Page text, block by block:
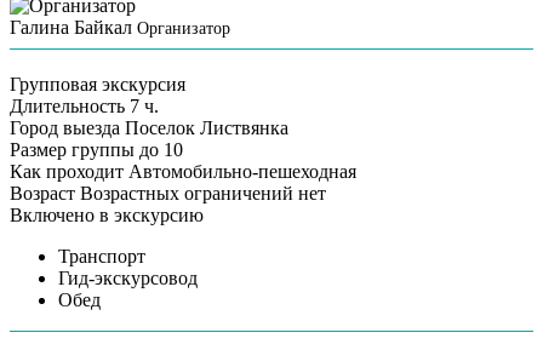
Галина Байкал Организатор
Групповая экскурсия
Длительность 7 ч.
Город выезда Поселок Листвянка
Размер группы до 10
Как проходит Автомобильно-пешеходная
Возраст Возрастных ограничений нет
Включено в экскурсию
Транспорт
Гид-экскурсовод
Обед